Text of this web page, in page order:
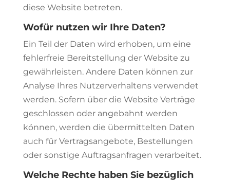
diese Website betreten.
Wofür nutzen wir Ihre Daten?
Ein Teil der Daten wird erhoben, um eine
fehlerfreie Bereitstellung der Website zu
gewährleisten. Andere Daten können zur
Analyse Ihres Nutzerverhaltens verwendet
werden. Sofern über die Website Verträge
geschlossen oder angebahnt werden
können, werden die übermittelten Daten
auch für Vertragsangebote, Bestellungen
oder sonstige Auftragsanfragen verarbeitet.
Welche Rechte haben Sie bezüglich